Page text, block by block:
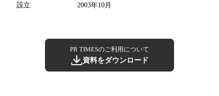
設立
2003年10月
PR TIMESのご利用について
資料をダウンロード